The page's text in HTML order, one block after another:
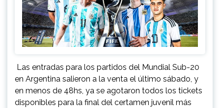
Las entradas para los partidos del Mundial Sub-20
en Argentina salieron a la venta el último sábado, y
en menos de 48hs, ya se agotaron todos los tickets
disponibles para la final del certamen juvenil más